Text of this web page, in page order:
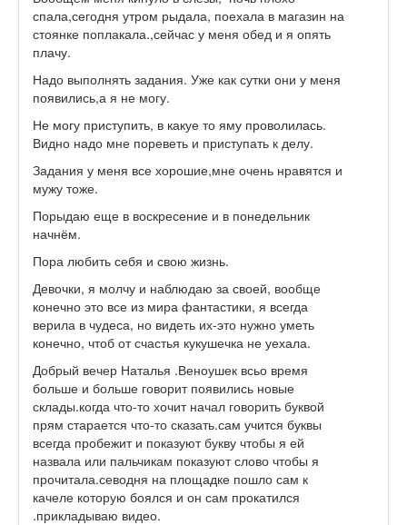
спала,сегодня утром рыдала, поехала в магазин на
стоянке поплакала.,сейчас у меня обед и я опять
плачу.
Надо выполнять задания. Уже как сутки они у меня
появились,а я не могу.
Не могу приступить, в какуе то яму проволилась.
Видно надо мне пореветь и приступать к делу.
Задания у меня все хорошие,мне очень нравятся и
мужу тоже.
Порыдаю еще в воскресение и в понедельник
начнём.
Пора любить себя и свою жизнь.
Девочки, я молчу и наблюдаю за своей, вообще
конечно это все из мира фантастики, я всегда
верила в чудеса, но видеть их-это нужно уметь
конечно, чтоб от счастья кукушечка не уехала.
Добрый вечер Наталья .Веноушек всьо время
больше и больше говорит появились новые
склады.когда что-то хочит начал говорить буквой
прям старается что-то сказать.сам учится буквы
всегда пробежит и показуют букву чтобы я ей
назвала или пальчикам показуют слово чтобы я
прочитала.севодня на площадке пошло сам к
качеле которую боялся и он сам прокатился
.прикладываю видео.